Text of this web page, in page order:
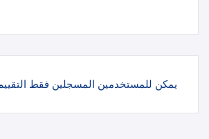
يمكن للمستخدمين المسجلين فقط